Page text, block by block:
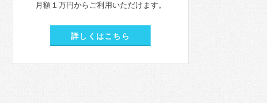
月額１万円からご利用いただけます。
詳しくはこちら